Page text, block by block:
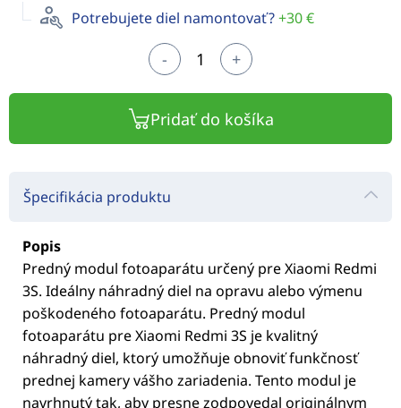
Potrebujete diel namontovať?+30 €
- +
Pridať do košíka
Špecifikácia produktu
Popis
Predný modul fotoaparátu určený pre Xiaomi Redmi
3S. Ideálny náhradný diel na opravu alebo výmenu
poškodeného fotoaparátu. Predný modul
fotoaparátu pre Xiaomi Redmi 3S je kvalitný
náhradný diel, ktorý umožňuje obnoviť funkčnosť
prednej kamery vášho zariadenia. Tento modul je
navrhnutý tak, aby presne zodpovedal originálnym